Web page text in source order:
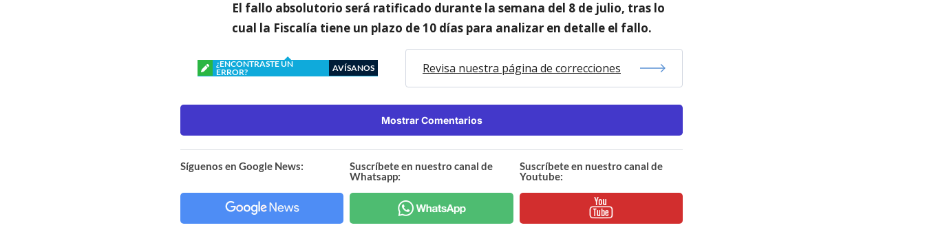
El fallo absolutorio será ratificado durante la semana del 8 de julio, tras lo
cual la Fiscalía tiene un plazo de 10 días para analizar en detalle el fallo.
¿ENCONTRASTE UN
ERROR?
AVÍSANOS Revisa nuestra página de correcciones
Mostrar Comentarios
Síguenos en Google News:
Suscríbete en nuestro canal de
Whatsapp:
Suscríbete en nuestro canal de
Youtube: